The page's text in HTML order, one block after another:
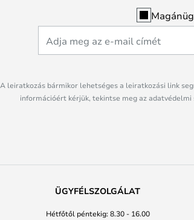
A leiratkozás bármikor lehetséges a leiratkozási link
információért kérjük, tekintse meg az
ÜGYFÉLSZOLGÁLAT
Hétfőtől péntekig: 8.30 - 16.00